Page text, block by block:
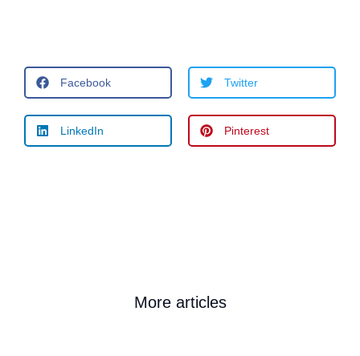
Facebook Twitter
LinkedIn Pinterest
More articles